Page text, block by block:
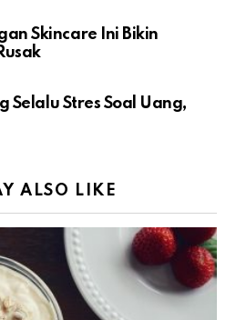
Skincare Ini Bikin
Selalu Stres Soal Uang,
ALSO LIKE